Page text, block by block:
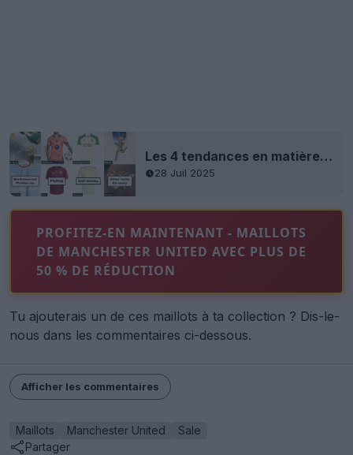
Les 4 tendances en matière de maillots de football à connaître en 2025 - Par Phil Delves
28 Juil 2025
PROFITEZ-EN MAINTENANT - MAILLOTS
DE MANCHESTER UNITED AVEC PLUS DE
50 % DE RÉDUCTION
Tu ajouterais un de ces maillots à ta collection ? Dis-le-
nous dans les commentaires ci-dessous.
Afficher les commentaires
Maillots Manchester United
Sale
Partager